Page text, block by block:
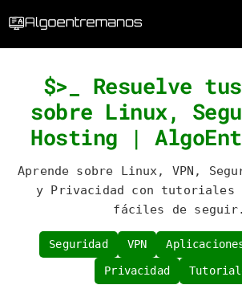
$>_ Resuelve
sobre Linux,
Hosting |
Aprende sobre Linux, VPN,
y Privacidad con tutoriales
fáciles de seguir.
Seguridad VPN
Privacidad